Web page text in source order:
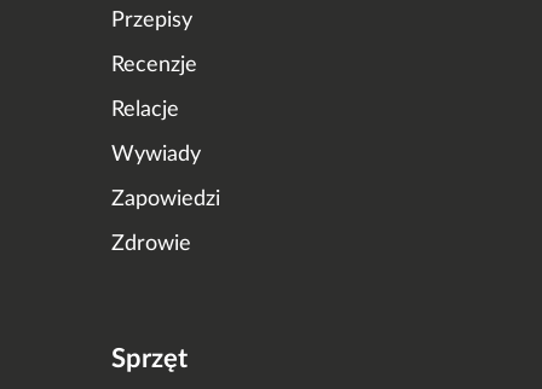
Przepisy
Recenzje
Relacje
Wywiady
Zapowiedzi
Zdrowie
Sprzęt